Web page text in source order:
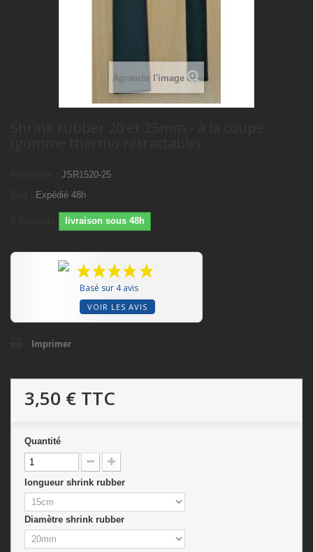
Agrandir l'image
JSR1520-25
Expédié 48h
livraison sous 48h
Basé sur 4 avis
VOIR LES AVIS
Imprimer
3,50 € TTC
Quantité
longueur shrink rubber
Diamètre shrink rubber